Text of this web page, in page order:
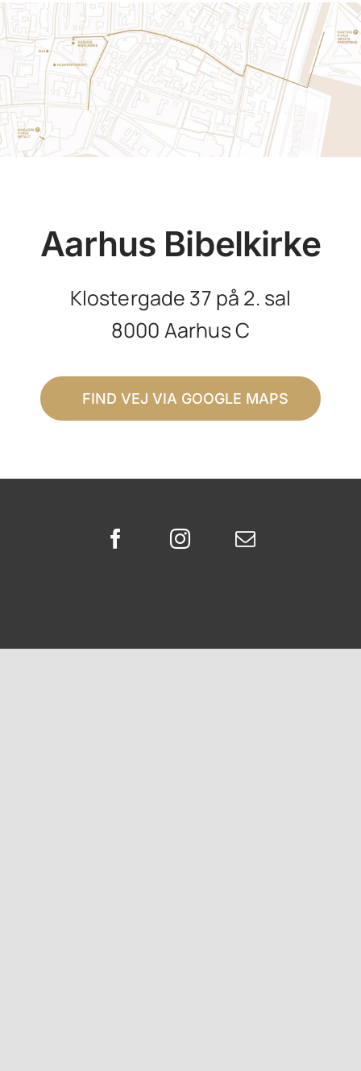
Aarhus Bibelkirke
Klostergade 37 på 2. sal
8000 Aarhus C
FIND VEJ VIA GOOGLE MAPS